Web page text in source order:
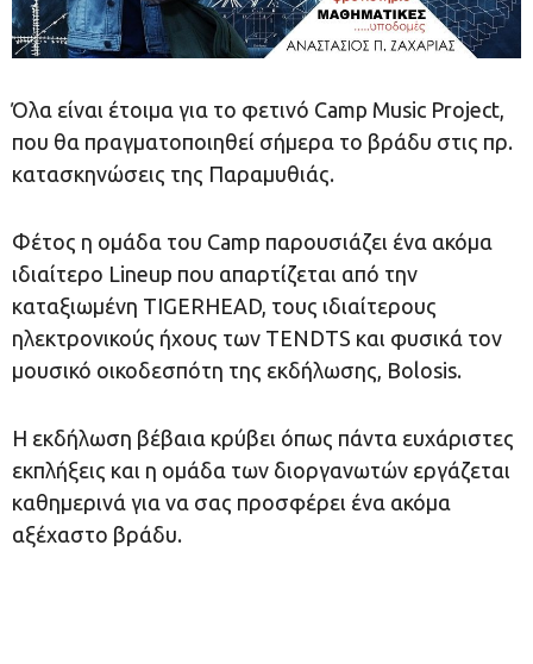
Όλα είναι έτοιμα για το φετινό Camp Music Project,
που θα πραγματοποιηθεί σήμερα το βράδυ στις πρ.
κατασκηνώσεις της Παραμυθιάς.
Φέτος η ομάδα του Camp παρουσιάζει ένα ακόμα
ιδιαίτερο Lineup που απαρτίζεται από την
καταξιωμένη TIGERHEAD, τους ιδιαίτερους
ηλεκτρονικούς ήχους των TENDTS και φυσικά τον
μουσικό οικοδεσπότη της εκδήλωσης, Bolosis.
Η εκδήλωση βέβαια κρύβει όπως πάντα ευχάριστες
εκπλήξεις και η ομάδα των διοργανωτών εργάζεται
καθημερινά για να σας προσφέρει ένα ακόμα
αξέχαστο βράδυ.